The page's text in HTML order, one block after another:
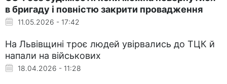
в бригаду і повністю закрити провадження
11.05.2026 - 17:42
На Львівщині троє людей увірвались до ТЦК й
напали на військових
18.04.2026 - 11:28